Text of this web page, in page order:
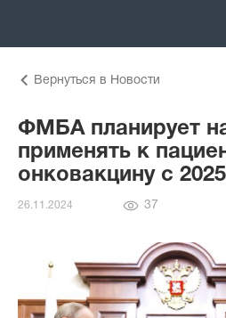
Вернуться в Новости
ФМБА планирует
применять к
онковакцину с
26.11.2024
Количество
37